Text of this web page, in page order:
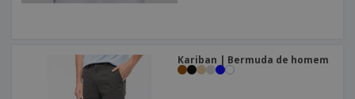
Kariban | Bermuda de homem